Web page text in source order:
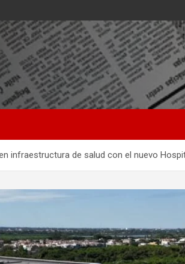
infraestructura de salud con el nuevo